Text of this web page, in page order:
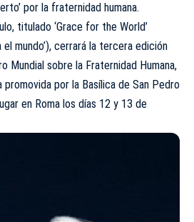
por la fraternidad humana.
titulado ‘Grace for the World’
el mundo’), cerrará la tercera edición
Mundial sobre la Fraternidad Humana,
promovida por la Basílica de San Pedro
en Roma los días 12 y 13 de